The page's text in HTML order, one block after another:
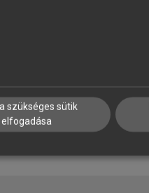
szükséges sütik
elfogadása